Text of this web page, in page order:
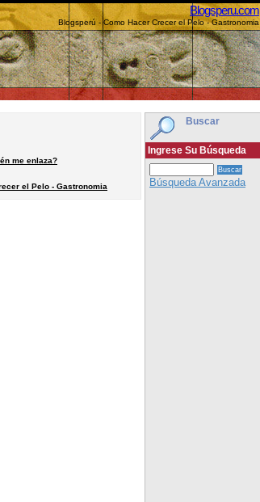
Blogsperu.com
Blogsperú - Como Hacer Crecer el Pelo - Gastronomia
Buscar
Ingrese Su Búsqueda
Búsqueda Avanzada
me enlaza?
el Pelo - Gastronomia